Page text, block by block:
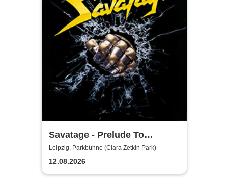
Savatage - Prelude To
Madness - Summer Tour 2026
Leipzig, Parkbühne (Clara Zetkin Park)
12.08.2026